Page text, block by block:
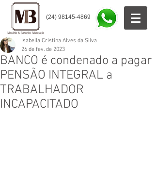
(24) 98145-4869
BANCO é condenado a pagar
PENSÃO INTEGRAL a
TRABALHADOR
INCAPACITADO
Isabella Cristina Alves da Silva
26 de fev. de 2023